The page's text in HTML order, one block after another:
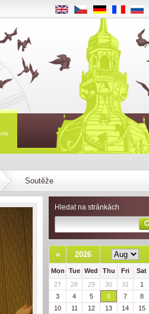
Soutěže
Hledat na stránkách
« 2026
Mon Tue Wed Thu Fri Sat
27
28 29 30 31 1
3
4 5 6 7 8
10
11 12 13 14 15
EN CS DE RU